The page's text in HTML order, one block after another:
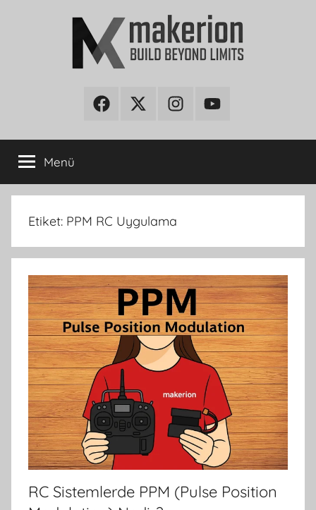
makerionFacebookTwitter InstagramYoutube
Menü
Etiket: PPM RC Uygulama
RC Sistemlerde PPM (Pulse Position